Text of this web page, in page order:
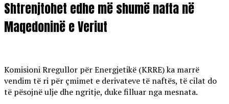
Shtrenjtohet edhe më shumë nafta në
Maqedoninë e Veriut
Komisioni Rregullor për Energjetikë (KRRE) ka marrë
vendim të ri për çmimet e derivateve të naftës, të cilat do
të pësojnë ulje dhe ngritje, duke filluar nga mesnata.